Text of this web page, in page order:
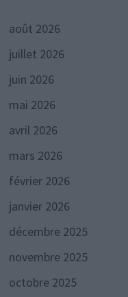
août 2026
juillet 2026
juin 2026
mai 2026
avril 2026
mars 2026
février 2026
janvier 2026
décembre 2025
novembre 2025
octobre 2025